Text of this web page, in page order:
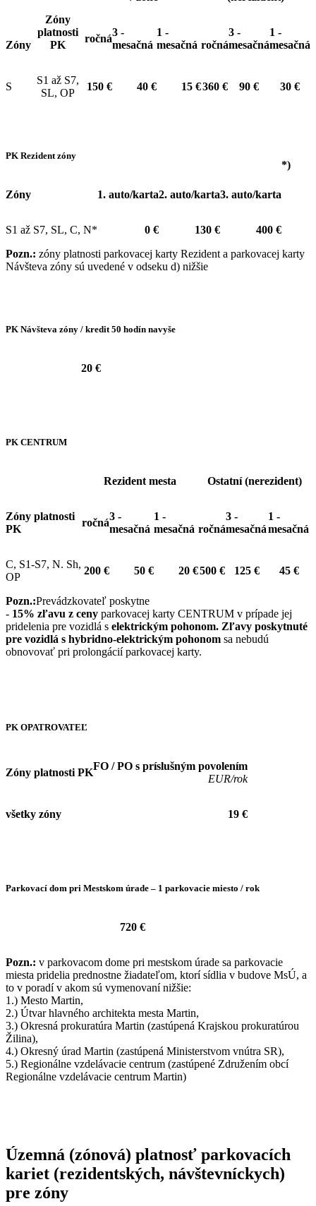
Zóny
Zóny
platnosti
PK
ročná
3 -
mesačná
1 -
mesačná ročná
3 -
mesačná
1 -
mesačná
S
S1 až S7,
SL, OP
150 € 40 € 15 €360 € 90 € 30 €
PK Rezident zóny
Zóny 1. auto/karta2. auto/karta3. auto/karta
S1 až S7, SL, C, N* 0 € 130 € 400 €
*)
Pozn.: zóny platnosti parkovacej karty Rezident a parkovacej karty
Návšteva zóny sú uvedené v odseku d) nižšie
PK Návšteva zóny / kredit 50 hodín navyše
20 €
PK CENTRUM
Zóny platnosti
PK
Rezident mesta Ostatní (nerezident)
ročná
3 -
mesačná
1 -
mesačná ročná
3 -
mesačná
1 -
mesačná
C, S1-S7, N. Sh,
OP
200 € 50 € 20 €500 € 125 € 45 €
Pozn.:Prevádzkovateľ poskytne
- 15% zľavu z ceny parkovacej karty CENTRUM v prípade jej
pridelenia pre vozidlá s elektrickým pohonom. Zľavy poskytnuté
pre vozidlá s hybridno-elektrickým pohonom sa nebudú
obnovovať pri prolongácií parkovacej karty.
PK OPATROVATEĽ
Zóny platnosti PK
FO / PO s príslušným povolením
EUR/rok
všetky zóny 19 €
Parkovací dom pri Mestskom úrade – 1 parkovacie miesto / rok
720 €
Pozn.: v parkovacom dome pri mestskom úrade sa parkovacie
miesta pridelia prednostne žiadateľom, ktorí sídlia v budove MsÚ, a
to v poradí v akom sú vymenovaní nižšie:
1.) Mesto Martin,
2.) Útvar hlavného architekta mesta Martin,
3.) Okresná prokuratúra Martin (zastúpená Krajskou prokuratúrou
Žilina),
4.) Okresný úrad Martin (zastúpená Ministerstvom vnútra SR),
5.) Regionálne vzdelávacie centrum (zastúpené Združením obcí
Regionálne vzdelávacie centrum Martin)
Územná (zónová) platnosť parkovacích
kariet (rezidentských, návštevníckych)
pre zóny